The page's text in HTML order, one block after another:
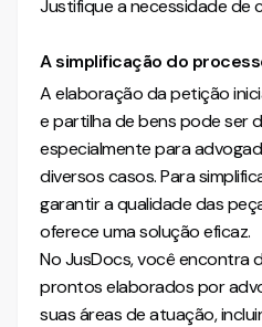
Justifique a necessidade de
A simplificação do
A elaboração da petição
e partilha de bens pode ser
especialmente para
diversos casos. Para
garantir a qualidade das
oferece uma solução eficaz.
No JusDocs, você encontra
prontos elaborados por
suas áreas de atuação,